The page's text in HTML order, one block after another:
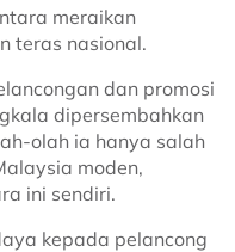
meraikan
teras nasional.
dan promosi
dipersembahkan
olah ia hanya salah
moden,
ini sendiri.
kepada pelancong